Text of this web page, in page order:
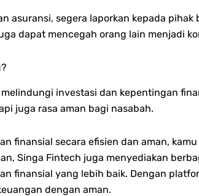
asuransi, segera laporkan kepada
dapat mencegah orang lain menjadi
investasi dan kepentingan
juga rasa aman bagi nasabah.
finansial secara efisien dan aman,
Singa Fintech juga menyediakan
finansial yang lebih baik. Dengan
dengan aman.